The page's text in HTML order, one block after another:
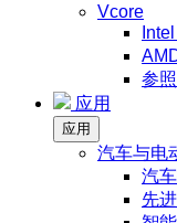
Vcore
参
应用
应用
汽车与电
汽
先